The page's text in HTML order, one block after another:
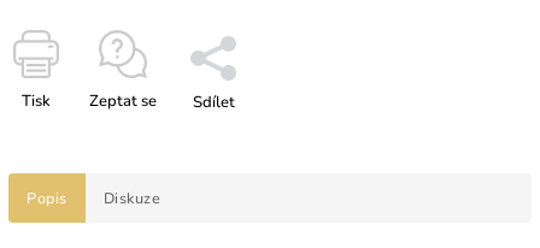
Tisk Zeptat se Sdílet
Popis Diskuze